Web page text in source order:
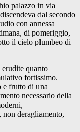
palazzo in via
dal secondo
con annessa
di pomeriggio,
il cielo plumbeo di
quanto
fortissimo.
e frutto di una
necessario della
deragliamento,